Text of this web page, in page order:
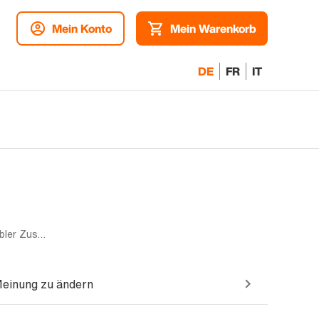
Mein Konto Mein Warenkorb
DE FR IT
Dual-SIM | 256GB | Blau | Akzeptabler Zustand
zu ändern